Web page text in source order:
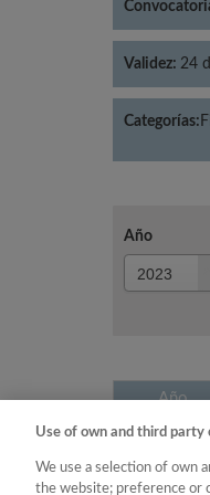
Validez: 24
Categorías:
Año
Año
2023
Use of own and third party
We use a selection of own
the website; preference or